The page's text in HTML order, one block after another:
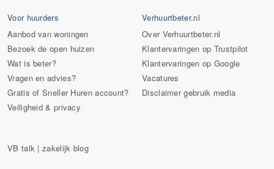
Voor huurders
Aanbod van woningen
Bezoek de open huizen
Wat is beter?
Vragen en advies?
Gratis of Sneller Huren account?
Veiligheid & privacy
Verhuurtbeter.nl
Over Verhuurtbeter.nl
Klantervaringen op Trustpilot
Klantervaringen op Google
Vacatures
Disclaimer gebruik media
VB talk | zakelijk blog